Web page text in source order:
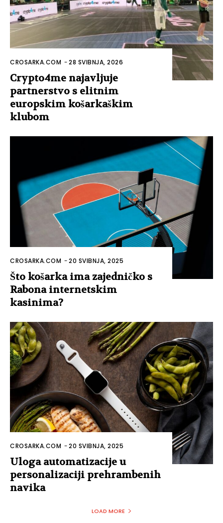
CROSARKA.COM -28 SVIBNJA, 2026
Crypto4me najavljuje
partnerstvo s elitnim
europskim košarkaškim
klubom
CROSARKA.COM -20 SVIBNJA, 2025
Što košarka ima zajedničko s
Rabona internetskim
kasinima?
CROSARKA.COM -20 SVIBNJA, 2025
Uloga automatizacije u
personalizaciji prehrambenih
navika
LOAD MORE